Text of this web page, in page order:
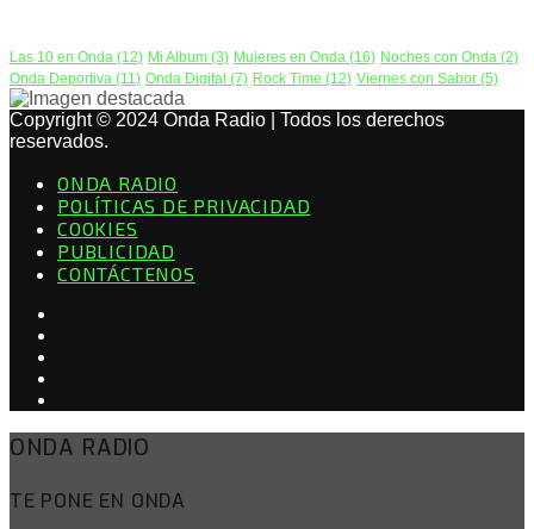
Las 10 en Onda (12) Mi Album (3) Mujeres en Onda (16) Noches con Onda (2)
Onda Deportiva (11) Onda Digital (7) Rock Time (12) Viernes con Sabor (5)
Copyright © 2024 Onda Radio | Todos los derechos
reservados.
ONDA RADIO
POLÍTICAS DE PRIVACIDAD
COOKIES
PUBLICIDAD
CONTÁCTENOS
ONDA RADIO
TE PONE EN ONDA